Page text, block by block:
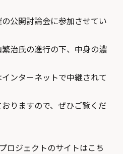
公開討論会に参加させてい
治氏の進行の下、中身の濃
ンターネットで中継されて
りますので、ぜひご覧くだ
ジェクトのサイトはこち